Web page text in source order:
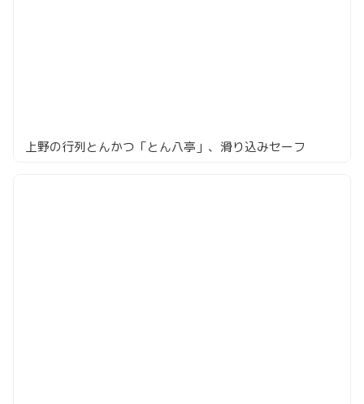
上野の行列とんかつ「とん八亭」、滑り込みセーフ